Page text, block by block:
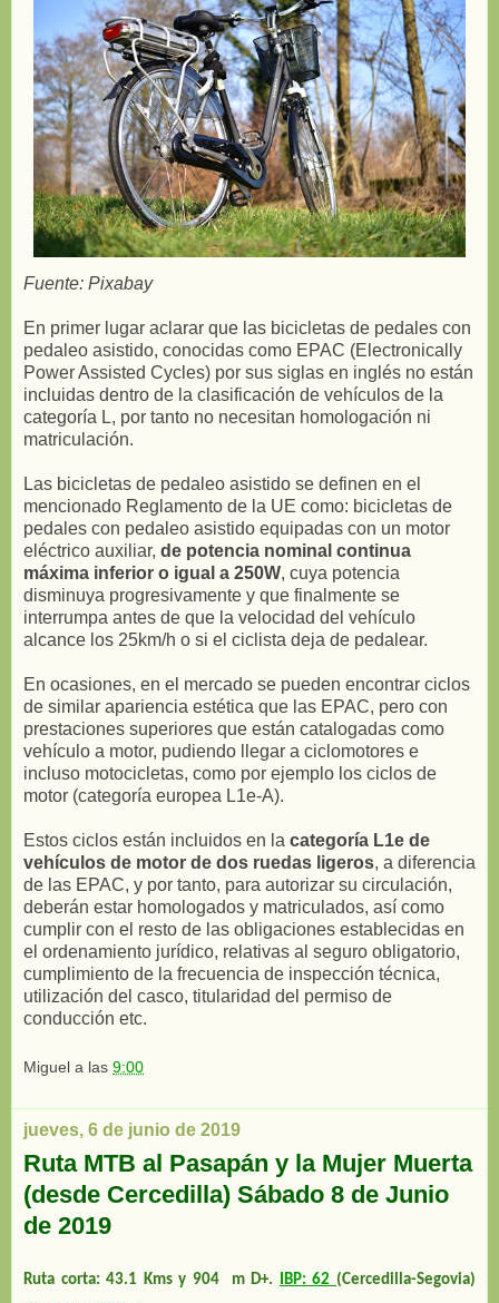
Fuente: Pixabay
En primer lugar aclarar que las bicicletas de pedales con
pedaleo asistido, conocidas como EPAC (Electronically
Power Assisted Cycles) por sus siglas en inglés no están
incluidas dentro de la clasificación de vehículos de la
categoría L, por tanto no necesitan homologación ni
matriculación.
Las bicicletas de pedaleo asistido se definen en el
mencionado Reglamento de la UE como: bicicletas de
pedales con pedaleo asistido equipadas con un motor
eléctrico auxiliar, de potencia nominal continua
máxima inferior o igual a 250W, cuya potencia
disminuya progresivamente y que finalmente se
interrumpa antes de que la velocidad del vehículo
alcance los 25km/h o si el ciclista deja de pedalear.
En ocasiones, en el mercado se pueden encontrar ciclos
de similar apariencia estética que las EPAC, pero con
prestaciones superiores que están catalogadas como
vehículo a motor, pudiendo llegar a ciclomotores e
incluso motocicletas, como por ejemplo los ciclos de
motor (categoría europea L1e-A).
Estos ciclos están incluidos en la categoría L1e de
vehículos de motor de dos ruedas ligeros, a diferencia
de las EPAC, y por tanto, para autorizar su circulación,
deberán estar homologados y matriculados, así como
cumplir con el resto de las obligaciones establecidas en
el ordenamiento jurídico, relativas al seguro obligatorio,
cumplimiento de la frecuencia de inspección técnica,
utilización del casco, titularidad del permiso de
conducción etc.
Miguel a las 9:00
jueves, 6 de junio de 2019
Ruta MTB al Pasapán y la Mujer Muerta
(desde Cercedilla) Sábado 8 de Junio
de 2019
Ruta corta: 43.1 Kms y 904 m D+. IBP: 62 (Cercedilla-Segovia)